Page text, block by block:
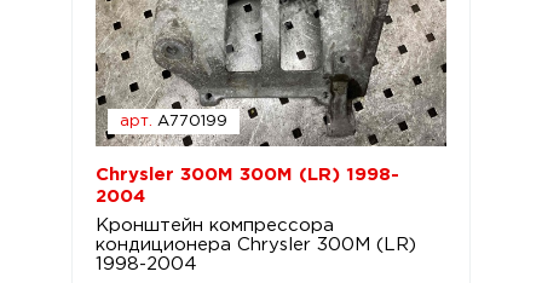
арт. A770199
Chrysler 300M 300M (LR) 1998-
2004
Кронштейн компрессора
кондиционера Chrysler 300M (LR)
1998-2004